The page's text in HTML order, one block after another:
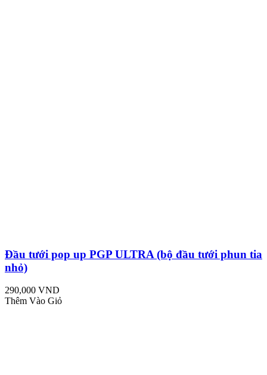
Đầu tưới pop up PGP ULTRA (bộ đầu tưới phun tia
nhỏ)
290,000 VND
Thêm Vào Giỏ